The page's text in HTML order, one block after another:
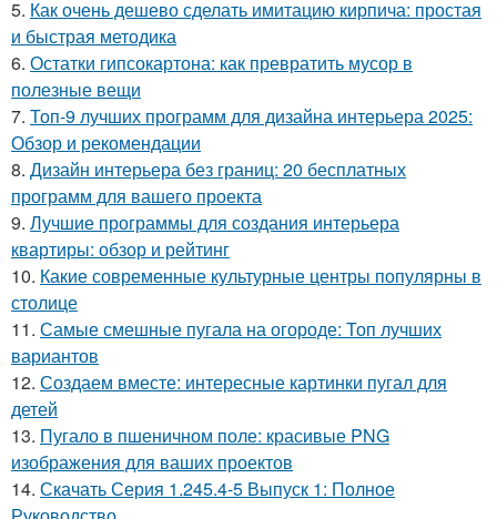
5. Как очень дешево сделать имитацию кирпича: простая
и быстрая методика
6. Остатки гипсокартона: как превратить мусор в
полезные вещи
7. Топ-9 лучших программ для дизайна интерьера 2025:
Обзор и рекомендации
8. Дизайн интерьера без границ: 20 бесплатных
программ для вашего проекта
9. Лучшие программы для создания интерьера
квартиры: обзор и рейтинг
10. Какие современные культурные центры популярны в
столице
11. Самые смешные пугала на огороде: Топ лучших
вариантов
12. Создаем вместе: интересные картинки пугал для
детей
13. Пугало в пшеничном поле: красивые PNG
изображения для ваших проектов
14. Скачать Серия 1.245.4-5 Выпуск 1: Полное